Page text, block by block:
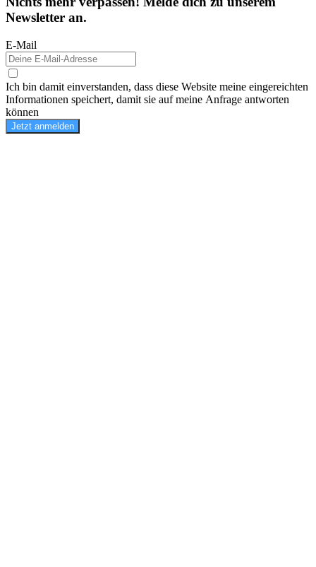
Newsletter an.
E-Mail
Ich bin damit einverstanden, dass diese Website meine eingereichten
Informationen speichert, damit sie auf meine Anfrage antworten
können
Jetzt anmelden